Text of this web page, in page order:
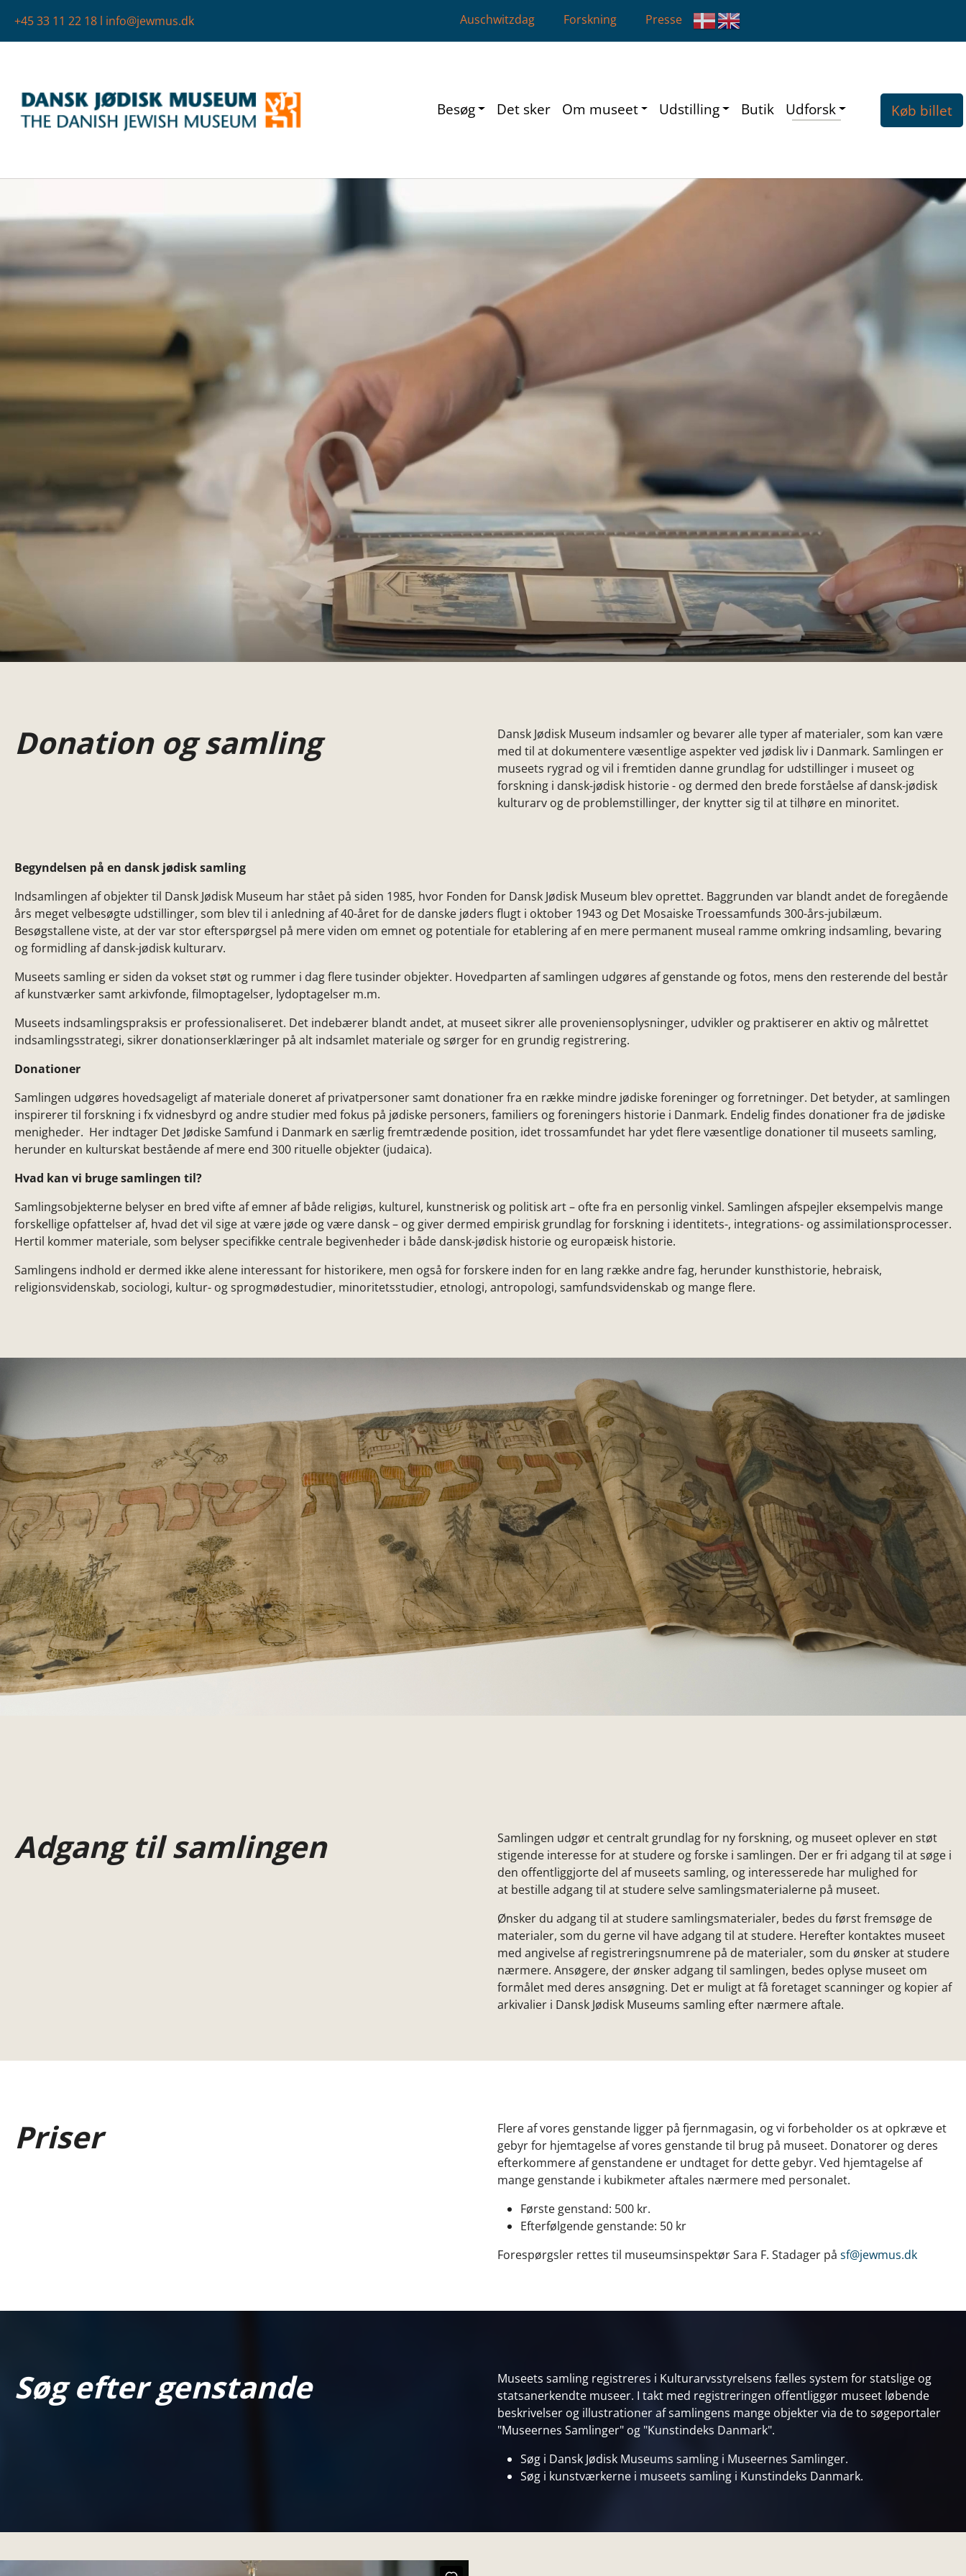
+45 33 11 22 18 l info@jewmus.dk Presse
Forskning
Auschwitzdag
Besøg Det sker Om museet Udstilling Butik Udforsk Køb billet
Donation og samling
Dansk Jødisk Museum indsamler og bevarer alle typer af materialer, som kan være
med til at dokumentere væsentlige aspekter ved jødisk liv i Danmark. Samlingen er
museets rygrad og vil i fremtiden danne grundlag for udstillinger i museet og
forskning i dansk-jødisk historie - og dermed den brede forståelse af dansk-jødisk
kulturarv og de problemstillinger, der knytter sig til at tilhøre en minoritet.
Begyndelsen på en dansk jødisk samling
Indsamlingen af objekter til Dansk Jødisk Museum har stået på siden 1985, hvor Fonden for Dansk Jødisk Museum blev oprettet. Baggrunden var blandt andet de foregående
års meget velbesøgte udstillinger, som blev til i anledning af 40-året for de danske jøders flugt i oktober 1943 og Det Mosaiske Troessamfunds 300-års-jubilæum.
Besøgstallene viste, at der var stor efterspørgsel på mere viden om emnet og potentiale for etablering af en mere permanent museal ramme omkring indsamling, bevaring
og formidling af dansk-jødisk kulturarv.
Museets samling er siden da vokset støt og rummer i dag flere tusinder objekter. Hovedparten af samlingen udgøres af genstande og fotos, mens den resterende del består
af kunstværker samt arkivfonde, filmoptagelser, lydoptagelser m.m.
Museets indsamlingspraksis er professionaliseret. Det indebærer blandt andet, at museet sikrer alle proveniensoplysninger, udvikler og praktiserer en aktiv og målrettet
indsamlingsstrategi, sikrer donationserklæringer på alt indsamlet materiale og sørger for en grundig registrering.
Donationer
Samlingen udgøres hovedsageligt af materiale doneret af privatpersoner samt donationer fra en række mindre jødiske foreninger og forretninger. Det betyder, at samlingen
inspirerer til forskning i fx vidnesbyrd og andre studier med fokus på jødiske personers, familiers og foreningers historie i Danmark. Endelig findes donationer fra de jødiske
menigheder. Her indtager Det Jødiske Samfund i Danmark en særlig fremtrædende position, idet trossamfundet har ydet flere væsentlige donationer til museets samling,
herunder en kulturskat bestående af mere end 300 rituelle objekter (judaica).
Hvad kan vi bruge samlingen til?
Samlingsobjekterne belyser en bred vifte af emner af både religiøs, kulturel, kunstnerisk og politisk art – ofte fra en personlig vinkel. Samlingen afspejler eksempelvis mange
forskellige opfattelser af, hvad det vil sige at være jøde og være dansk – og giver dermed empirisk grundlag for forskning i identitets-, integrations- og assimilationsprocesser.
Hertil kommer materiale, som belyser specifikke centrale begivenheder i både dansk-jødisk historie og europæisk historie.
Samlingens indhold er dermed ikke alene interessant for historikere, men også for forskere inden for en lang række andre fag, herunder kunsthistorie, hebraisk,
religionsvidenskab, sociologi, kultur- og sprogmødestudier, minoritetsstudier, etnologi, antropologi, samfundsvidenskab og mange flere.
Adgang til samlingen
Samlingen udgør et centralt grundlag for ny forskning, og museet oplever en støt
stigende interesse for at studere og forske i samlingen. Der er fri adgang til at søge i
den offentliggjorte del af museets samling, og interesserede har mulighed for
at bestille adgang til at studere selve samlingsmaterialerne på museet.
Ønsker du adgang til at studere samlingsmaterialer, bedes du først fremsøge de
materialer, som du gerne vil have adgang til at studere. Herefter kontaktes museet
med angivelse af registreringsnumrene på de materialer, som du ønsker at studere
nærmere. Ansøgere, der ønsker adgang til samlingen, bedes oplyse museet om
formålet med deres ansøgning. Det er muligt at få foretaget scanninger og kopier af
arkivalier i Dansk Jødisk Museums samling efter nærmere aftale.
Priser
Flere af vores genstande ligger på fjernmagasin, og vi forbeholder os at opkræve et
gebyr for hjemtagelse af vores genstande til brug på museet. Donatorer og deres
efterkommere af genstandene er undtaget for dette gebyr. Ved hjemtagelse af
mange genstande i kubikmeter aftales nærmere med personalet.
Første genstand: 500 kr.
Efterfølgende genstande: 50 kr
Forespørgsler rettes til museumsinspektør Sara F. Stadager på sf@jewmus.dk
Søg efter genstande
Museets samling registreres i Kulturarvsstyrelsens fælles system for statslige og
statsanerkendte museer. I takt med registreringen offentliggør museet løbende
beskrivelser og illustrationer af samlingens mange objekter via de to søgeportaler
"Museernes Samlinger" og "Kunstindeks Danmark".
Søg i Dansk Jødisk Museums samling i Museernes Samlinger.
Søg i kunstværkerne i museets samling i Kunstindeks Danmark.